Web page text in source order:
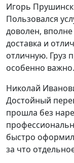
Игорь
Пользовался
доволен,
доставка и
отличную. Груз
особенно важно.
Николай
Достойный
прошла без
быстро
за что